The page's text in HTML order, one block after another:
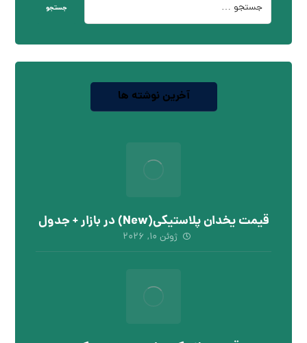
جستجو
آخرین نوشته ها
قیمت یخدان پلاستیکی(New) در بازار + جدول
ژوئن ۱۰, ۲۰۲۶